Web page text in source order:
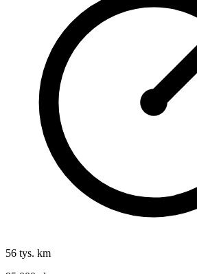
56 tys. km